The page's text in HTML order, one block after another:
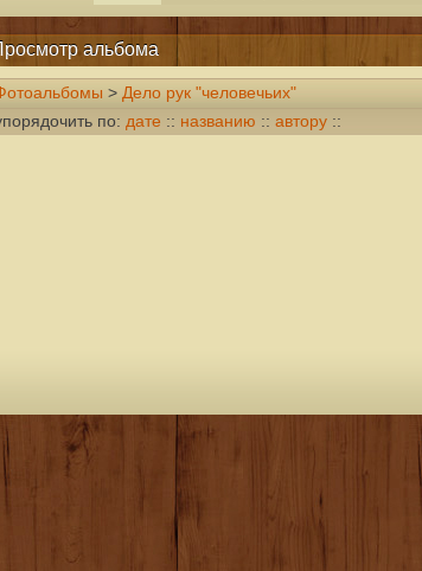
альбома
> Дело рук "человечьих"
по: дате :: названию :: автору::